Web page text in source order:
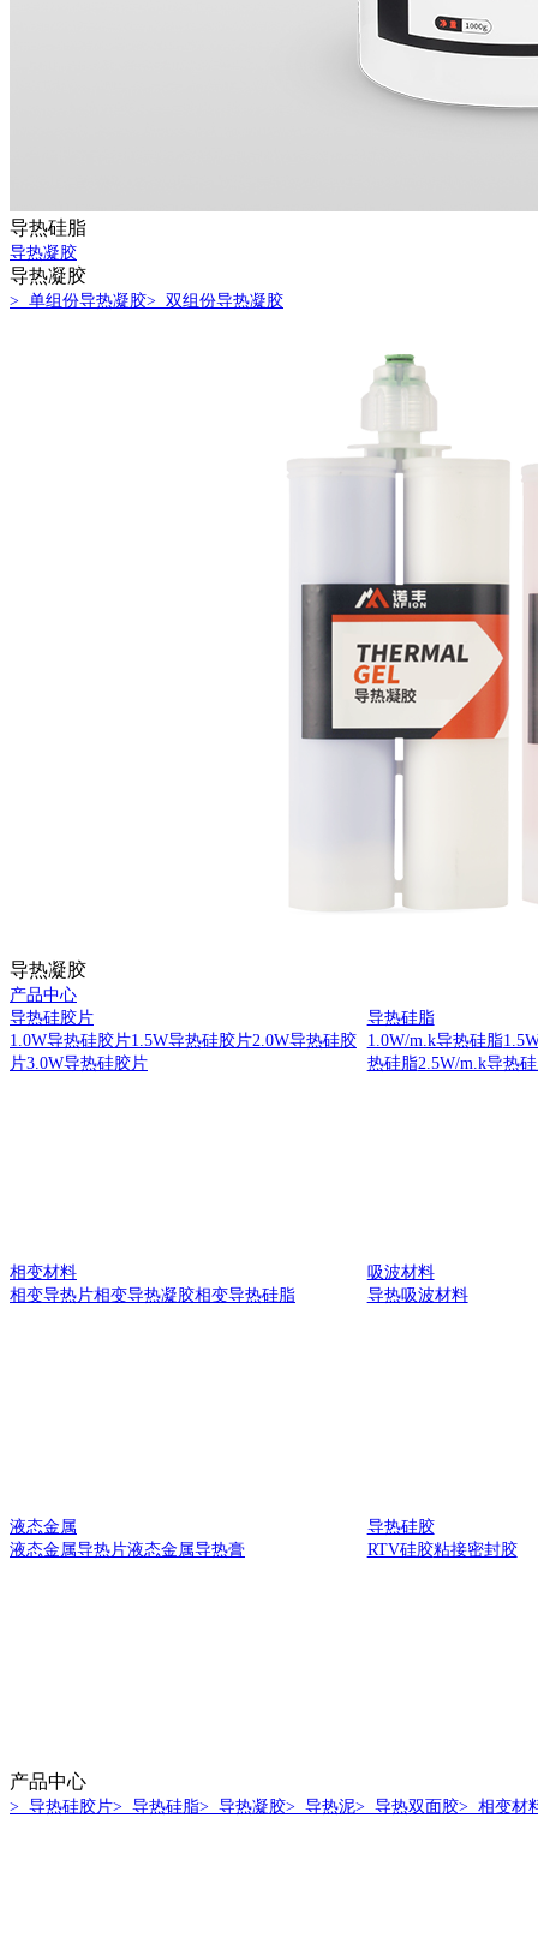
导热硅脂
导热凝胶
导热凝胶
> 单组份导热凝胶> 双组份导热凝胶
导热凝胶
产品中心
导热硅胶片
1.0W导热硅胶片1.5W导热硅胶片2.0W导热硅胶
片3.0W导热硅胶片
导热硅脂
1.0W/m.k导热硅脂
热硅脂2.5W/m.k导热
相变材料
相变导热片相变导热凝胶相变导热硅脂
吸波材料
导热吸波材料
液态金属
液态金属导热片液态金属导热膏
导热硅胶
RTV硅胶粘接密封胶
产品中心
> 导热硅胶片> 导热硅脂> 导热凝胶> 导热泥> 导热双面胶> 相变材